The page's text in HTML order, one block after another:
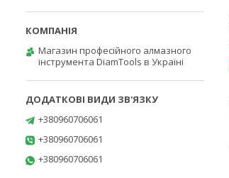
Магазин професійного алмазного
інструмента DiamTools в Україні
+380960706061
+380960706061
+380960706061